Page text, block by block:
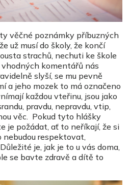
věčné poznámky příbuzných
už musí do školy, že končí
strachů, nechuti ke škole
komentářů nás
slyší, se mu pevně
a jeho mozek to má označeno
každou vteřinu, jsou jako
pravdu, nepravdu, vtip,
věc. Pokud tyto hlášky
je požádat, ať to neříkají, že si
respektovat,
je, jak je to u vás doma,
se bavte zdravě a dítě to